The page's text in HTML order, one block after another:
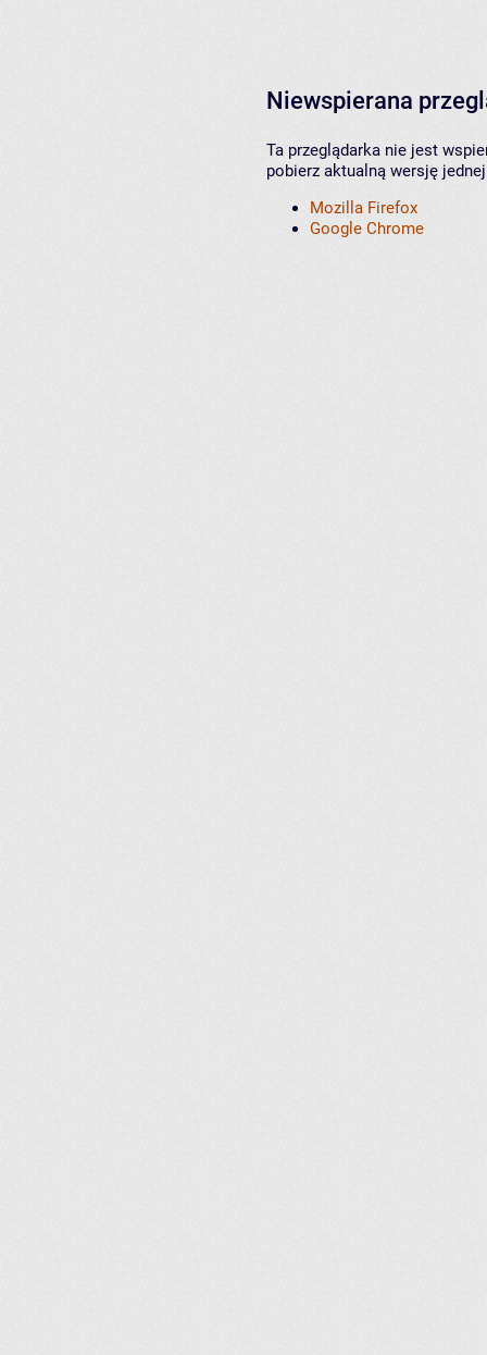
Niewspierana
Ta przeglądarka nie jest
pobierz aktualną wersję
Mozilla Firefox
Google Chrome